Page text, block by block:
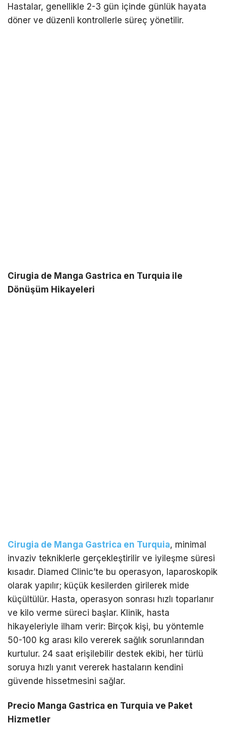
Hastalar, genellikle 2-3 gün içinde günlük hayata
döner ve düzenli kontrollerle süreç yönetilir.
Cirugia de Manga Gastrica en Turquia ile
Dönüşüm Hikayeleri
Cirugia de Manga Gastrica en Turquia, minimal
invaziv tekniklerle gerçekleştirilir ve iyileşme süresi
kısadır. Diamed Clinic’te bu operasyon, laparoskopik
olarak yapılır; küçük kesilerden girilerek mide
küçültülür. Hasta, operasyon sonrası hızlı toparlanır
ve kilo verme süreci başlar. Klinik, hasta
hikayeleriyle ilham verir: Birçok kişi, bu yöntemle
50-100 kg arası kilo vererek sağlık sorunlarından
kurtulur. 24 saat erişilebilir destek ekibi, her türlü
soruya hızlı yanıt vererek hastaların kendini
güvende hissetmesini sağlar.
Precio Manga Gastrica en Turquia ve Paket
Hizmetler